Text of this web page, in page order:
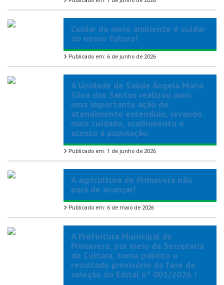
Cuidar do meio ambiente é cuidar
do nosso futuro!
Publicado em: 6 de junho de 2026
A Unidade de Saúde Ângela Maria
Silva dos Santos realizou mais
uma importante ação de
atendimento estendido, levando
mais cuidado, acolhimento e
acesso à população.
Publicado em: 1 de junho de 2026
A agricultura de Primavera não
para de avançar!
Publicado em: 6 de maio de 2026
A Prefeitura Municipal de
Primavera, por meio da Secretaria
de Cultura, torna público o
resultado provisório da fase de
seleção do Edital nº 001/2026 !